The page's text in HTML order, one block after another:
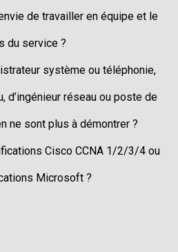
de travailler en équipe et le
du service ?
système ou téléphonie,
d’ingénieur réseau ou poste de
ne sont plus à démontrer ?
Cisco CCNA 1/2/3/4 ou
Microsoft ?